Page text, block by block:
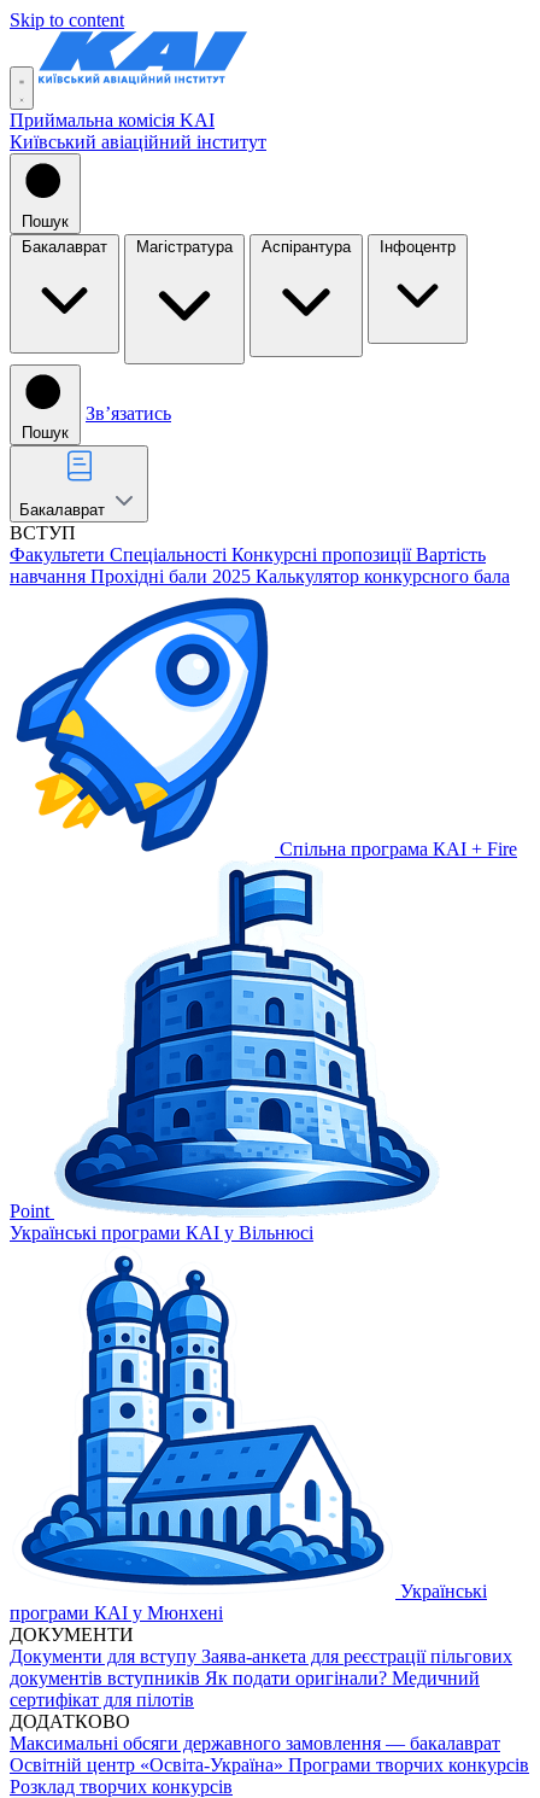
Skip to content
Приймальна комісія KAI
Київський авіаційний інститут
Пошук
Бакалаврат
Магістратура Аспірантура Інфоцентр
Пошук
Звʼязатись
Бакалаврат
ВСТУП
Факультети Спеціальності Конкурсні пропозиції Вартість
навчання Прохідні бали 2025 Калькулятор конкурсного бала
Спільна програма КАІ + Fire
Point
Українські програми КАІ у Вільнюсі
Українські
програми КАІ у Мюнхені
ДОКУМЕНТИ
Документи для вступу Заява-анкета для реєстрації пільгових
документів вступників Як подати оригінали? Медичний
сертифікат для пілотів
ДОДАТКОВО
Максимальні обсяги державного замовлення — бакалаврат
Освітній центр «Освіта-Україна» Програми творчих конкурсів
Розклад творчих конкурсів